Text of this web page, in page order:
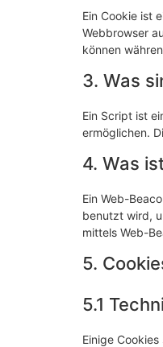
Ein Cookie ist
Webbrowser
können
3. Was
Ein Script ist
ermöglichen.
4. Was
Ein Web-
benutzt wird,
mittels Web-
5.
5.1
Einige